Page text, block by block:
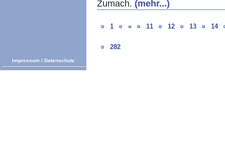
Zumach. (mehr...)
1 « 11 12 13 14
282
Impressum / Datenschutz